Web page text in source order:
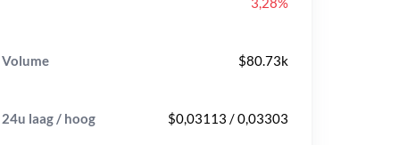
Volume $80.73k
24u laag / hoog $0,03113 / 0,03303